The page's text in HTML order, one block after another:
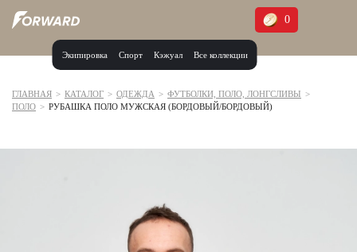
Экипировка Спорт Кэжуал Все коллекции
0
Москва и МО
Калининградская область (1)
ГЛАВНАЯ > КАТАЛОГ > ОДЕЖДА > ФУТБОЛКИ, ПОЛО, ЛОНГСЛИВЫ >
ПОЛО > РУБАШКА ПОЛО МУЖСКАЯ (БОРДОВЫЙ/БОРДОВЫЙ)